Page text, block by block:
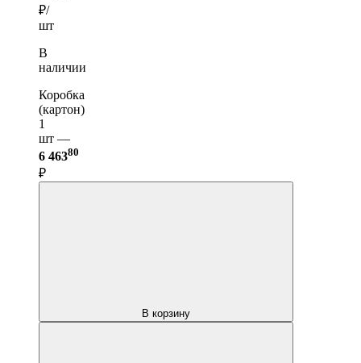
₽/
шт
В
наличии
Коробка
(картон)
1
шт —
6 46380
₽
В корзину